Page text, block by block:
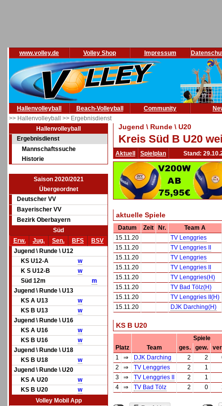
www.volley.de Volley Shop Impressum
Hallenvolleyball Beach-Volleyball Community
>> Hallenvolleyball >> Ergebnisdienst
Hallenvolleyball
Ergebnisdienst
Mannschaftssuche
Historie
Saison 2020/2021
Übergeordnet
Deutscher VV
Bayerischer VV
Bezirk Oberbayern
Süd
Erw.
Jug. Sen. BFS
BSV
Jugend \ Runde \ U12
KS U12-A
w
K S U12-B
w
Süd 12m
m
Jugend \ Runde \ U13
KS A U13
w
KS B U13
w
Jugend \ Runde \ U16
KS A U16
w
KS B U16
w
Jugend \ Runde \ U18
KS B U18
w
Jugend \ Runde \ U20
KS A U20
w
KS B U20
w
Volley Mobil App
Jugend \ Runde \ U20
Kreis Süd B U20
Aktuell Spielplan Stand:
aktuelle Spiele
Datum Zeit Nr.
Team A
15.11.20
TV Lenggries
15.11.20
TV Lenggries II
15.11.20
TV Lenggries
15.11.20
TV Lenggries II
15.11.20
TV Lenggries(H)
15.11.20
TV Bad Tölz(H)
15.11.20
TV Lenggries II(H)
15.11.20
DJK Darching(H)
KS B U20
Spiele
Platz
Team ges. gew.
1
⇒ DJK Darching 2 2
2
⇒ TV Lenggries 2 1
3
⇒ TV Lenggries II 2 1
4
⇒ TV Bad Tölz 2 0